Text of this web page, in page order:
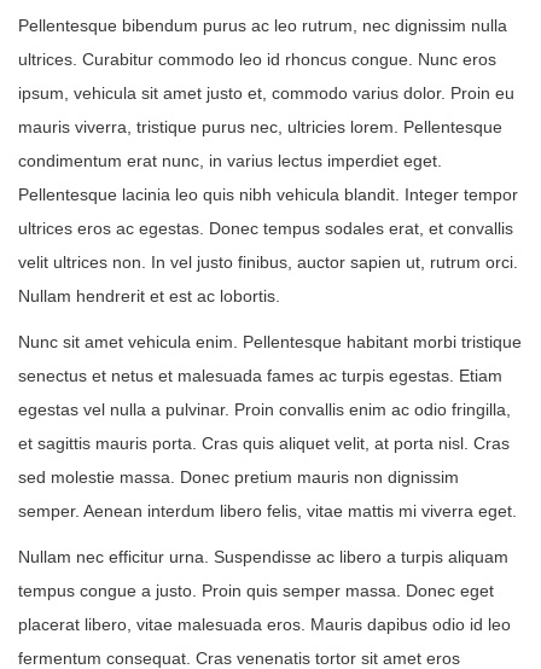
Pellentesque bibendum purus ac leo rutrum, nec dignissim nulla
ultrices. Curabitur commodo leo id rhoncus congue. Nunc eros
ipsum, vehicula sit amet justo et, commodo varius dolor. Proin eu
mauris viverra, tristique purus nec, ultricies lorem. Pellentesque
condimentum erat nunc, in varius lectus imperdiet eget.
Pellentesque lacinia leo quis nibh vehicula blandit. Integer tempor
ultrices eros ac egestas. Donec tempus sodales erat, et convallis
velit ultrices non. In vel justo finibus, auctor sapien ut, rutrum orci.
Nullam hendrerit et est ac lobortis.
Nunc sit amet vehicula enim. Pellentesque habitant morbi tristique
senectus et netus et malesuada fames ac turpis egestas. Etiam
egestas vel nulla a pulvinar. Proin convallis enim ac odio fringilla,
et sagittis mauris porta. Cras quis aliquet velit, at porta nisl. Cras
sed molestie massa. Donec pretium mauris non dignissim
semper. Aenean interdum libero felis, vitae mattis mi viverra eget.
Nullam nec efficitur urna. Suspendisse ac libero a turpis aliquam
tempus congue a justo. Proin quis semper massa. Donec eget
placerat libero, vitae malesuada eros. Mauris dapibus odio id leo
fermentum consequat. Cras venenatis tortor sit amet eros